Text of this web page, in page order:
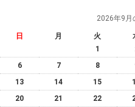
2026年9月
日 月 火
1
6
7 8
13
14 15
20
21 22